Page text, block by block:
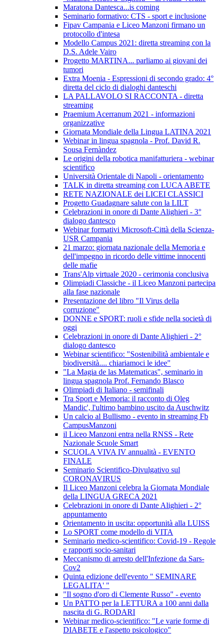
Maratona Dantesca...is coming
Seminario formativo: CTS - sport e inclusione
Fipav Campania e Liceo Manzoni firmano un
protocollo d'intesa
Modello Campus 2021: diretta streaming con la
D.S. Adele Vairo
Progetto MARTINA... parliamo ai giovani dei
tumori
Extra Moenia - Espressioni di secondo grado: 4°
diretta del ciclo di dialoghi danteschi
LA PALLAVOLO SI RACCONTA - diretta
streaming
Praemium Acerranum 2021 - informazioni
organizzative
Giornata Mondiale della Lingua LATINA 2021
Webinar in lingua spagnola - Prof. David R.
Sousa Fernàndez
Le origini della robotica manifatturiera - webinar
scientifico
Università Orientale di Napoli - orientamento
TALK in diretta streaming con LUCA ABETE
RETE NAZIONALE dei LICEI CLASSICI
Progetto Guadagnare salute con la LILT
Celebrazioni in onore di Dante Alighieri - 3°
dialogo dantesco
Webinar formativi Microsoft-Città della Scienza-
USR Campania
21 marzo: giornata nazionale della Memoria e
dell'impegno in ricordo delle vittime innocenti
delle mafie
Trans'Alp virtuale 2020 - cerimonia conclusiva
Olimpiadi Classiche - il Liceo Manzoni partecipa
alla fase nazionale
Presentazione del libro "Il Virus della
corruzione"
DONNE e SPORT: ruoli e sfide nella società di
oggi
Celebrazioni in onore di Dante Alighieri - 2°
dialogo dantesco
Webinar scientifico: "Sostenibilità ambientale e
biodiversità.... chiariamoci le idee"
"La Magia de las Matematicas", seminario in
lingua spagnola Prof. Fernando Blasco
Olimpiadi di Italiano - semifinali
Tra Sport e Memoria: il racconto di Oleg
Mandic', l'ultimo bambino uscito da Auschwitz
Un calcio al Bullismo - evento in streaming Fb
CampusManzoni
il Liceo Manzoni entra nella RNSS - Rete
Nazionale Scuole Smart
SCUOLA VIVA IV annualità - EVENTO
FINALE
Seminario Scientifico-Divulgativo sul
CORONAVIRUS
Il Liceo Manzoni celebra la Giornata Mondiale
della LINGUA GRECA 2021
Celebrazioni in onore di Dante Alighieri - 2°
appuntamento
Orientamento in uscita: opportunità alla LUISS
Lo SPORT come modello di VITA
Seminario medico-scientifico: Covid-19 - Regole
e rapporti socio-sanitari
Meccanismo di arresto dell'Infezione da Sars-
Cov2
Quinta edizione dell'evento " SEMINARE
LEGALITA' "
"Il sogno d'oro di Clemente Russo" - evento
Un PATTO per la LETTURA a 100 anni dalla
nascita di G. RODARI
Webinar medico-scientifico: "Le varie forme di
DIABETE e l'aspetto psicologico"